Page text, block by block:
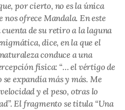
por cierto, no es la única
nos ofreceMandala. En este
de su retiro a la laguna
dice, en la que el
conduce a una
física: “… el vértigo de
expandía más y más. Me
y el peso, otras lo
El fragmento se titula “Una